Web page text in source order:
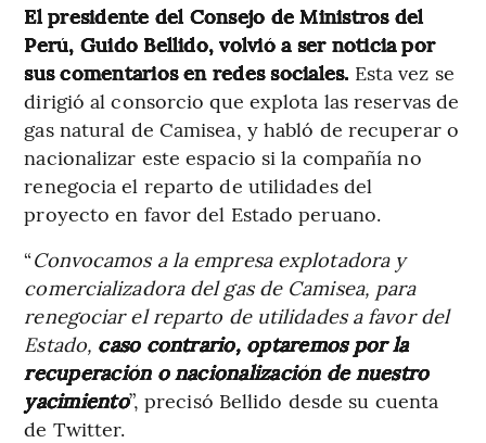
El presidente del Consejo de Ministros del
Perú, Guido Bellido, volvió a ser noticia por
sus comentarios en redes sociales. Esta vez se
dirigió al consorcio que explota las reservas de
gas natural de Camisea, y habló de recuperar o
nacionalizar este espacio si la compañía no
renegocia el reparto de utilidades del
proyecto en favor del Estado peruano.
“Convocamos a la empresa explotadora y
comercializadora del gas de Camisea, para
renegociar el reparto de utilidades a favor del
Estado, caso contrario, optaremos por la
recuperación o nacionalización de nuestro
yacimiento”, precisó Bellido desde su cuenta
de Twitter.